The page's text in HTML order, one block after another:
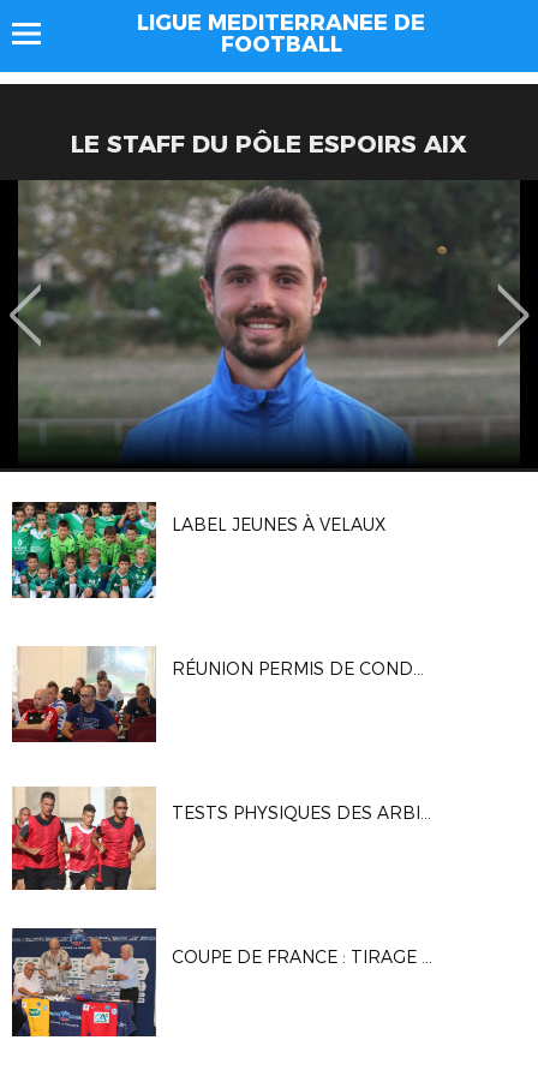
LIGUE MEDITERRANEE DE
FOOTBALL
LE STAFF DU PÔLE ESPOIRS AIX
LABEL JEUNES À VELAUX
RÉUNION PERMIS DE CONDUIRE UNE EQUIPE DE JEUNES
TESTS PHYSIQUES DES ARBITRES À MARIGNANE
COUPE DE FRANCE : TIRAGE DU 4E TOUR